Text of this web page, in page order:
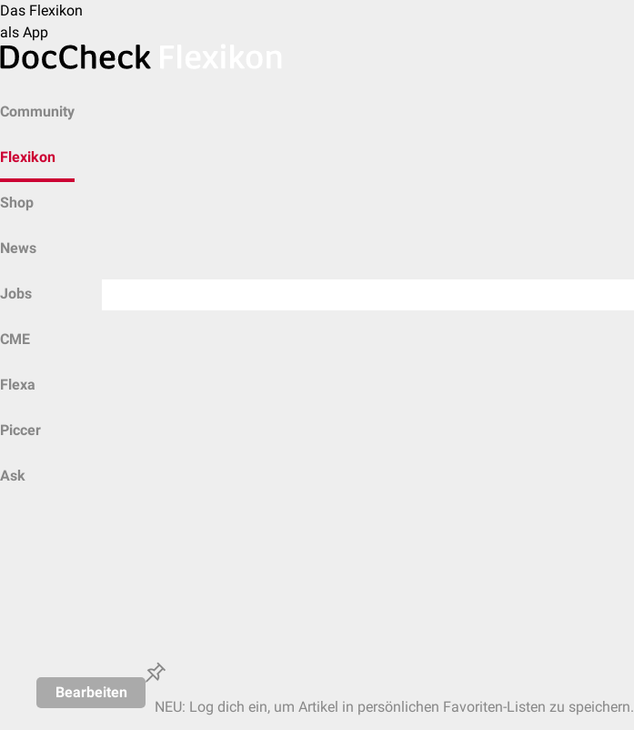
Das Flexikon
als App
Community
Flexikon
Shop
News
Jobs
CME
Flexa
Piccer
Ask
Bearbeiten
NEU: Log dich ein, um Artikel in persönlichen Favoriten-Listen zu speichern.